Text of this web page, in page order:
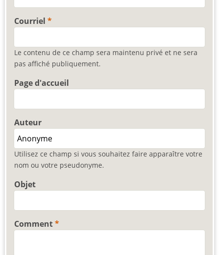
Courriel
Le contenu de ce champ sera maintenu privé et ne sera
pas affiché publiquement.
Page d'accueil
Auteur
Utilisez ce champ si vous souhaitez faire apparaître votre
nom ou votre pseudonyme.
Objet
Comment